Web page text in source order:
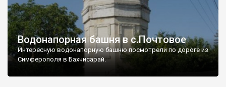
Водонапорная башня в с.Почтовое
Интересную водонапорную башню посмотрели по дороге из
Симферополя в Бахчисарай.